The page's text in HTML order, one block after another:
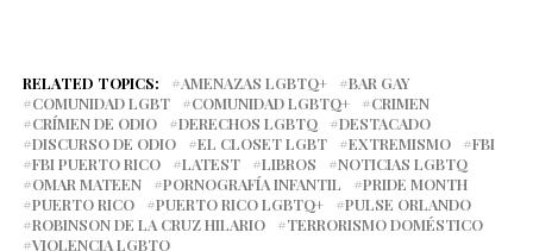
RELATED TOPICS: AMENAZAS LGBTQ+
BAR GAY
COMUNIDAD LGBT
COMUNIDAD LGBTQ+
CRIMEN
CRÍMEN DE ODIO
DERECHOS LGBTQ
DESTACADO
DISCURSO DE ODIO
EL CLOSET LGBT EXTREMISMO
FBI
FBI PUERTO RICO
LATEST LIBROS
NOTICIAS LGBTQ
OMAR MATEEN
PORNOGRAFÍA INFANTIL
PRIDE MONTH
PUERTO RICO
PUERTO RICO LGBTQ+
PULSE ORLANDO
ROBINSON DE LA CRUZ HILARIO
TERRORISMO DOMÉSTICO
VIOLENCIA LGBTQ